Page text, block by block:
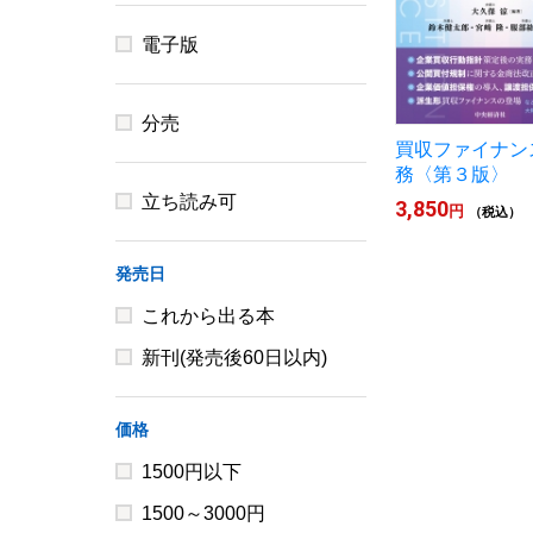
買収ファイナン
務〈第３版〉
3,850円 （税込）
電子版
分売
立ち読み可
発売日
これから出る本
新刊(発売後60日以内)
価格
1500円以下
1500～3000円